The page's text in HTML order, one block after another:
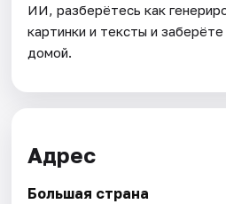
ИИ, разберётесь как
картинки и тексты и
домой.
Адрес
Большая страна